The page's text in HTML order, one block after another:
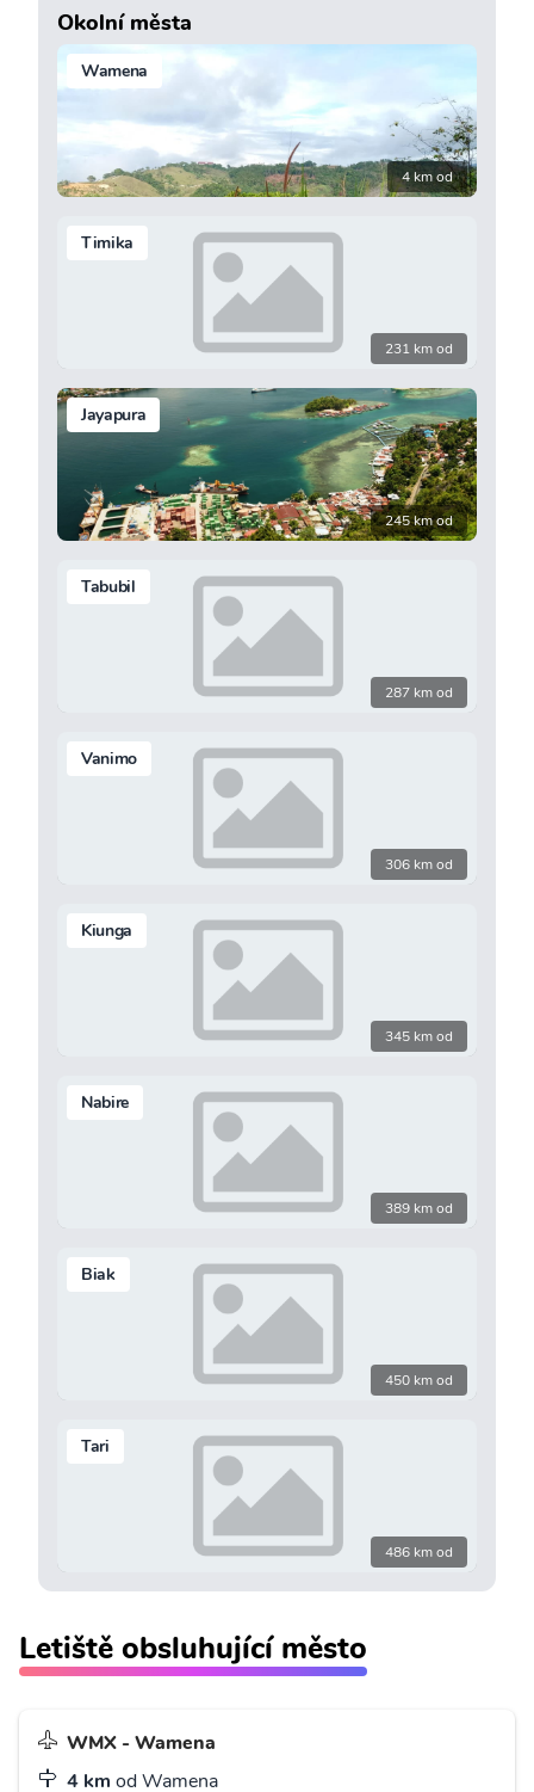
Okolní města
Wamena
4 km od
Timika
231 km od
Jayapura
245 km od
Tabubil
287 km od
Vanimo
306 km od
Kiunga
345 km od
Nabire
389 km od
Biak
450 km od
Tari
486 km od
Letiště obsluhující město
WMX - Wamena
4 km od Wamena